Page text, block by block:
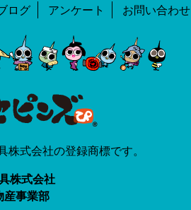
ログ アンケート お問い合わせ
式会社の登録商標です。
株式会社
産事業部